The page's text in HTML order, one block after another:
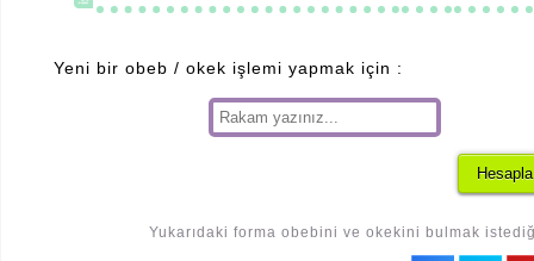
Yeni bir obeb / okek işlemi yapmak için :
Yukarıdaki forma obebini ve okekini bulmak